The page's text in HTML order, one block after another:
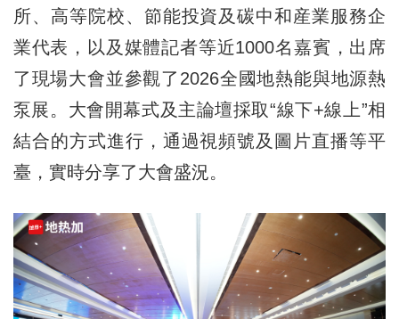
所、高等院校、節能投資及碳中和産業服務企
業代表，以及媒體記者等近1000名嘉賓，出席
了現場大會並參觀了2026全國地熱能與地源熱
泵展。大會開幕式及主論壇採取“線下+線上”相
結合的方式進行，通過視頻號及圖片直播等平
臺，實時分享了大會盛況。